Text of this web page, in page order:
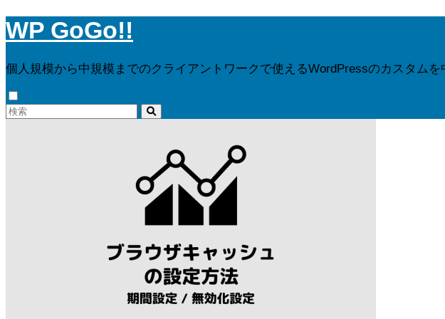
WP GoGo!!
個人規模から中規模までのクライアントワークで使えるWordPressのカスタム